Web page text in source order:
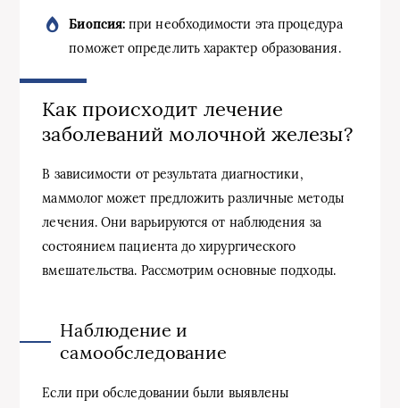
Биопсия: при необходимости эта процедура
поможет определить характер образования.
Как происходит лечение
заболеваний молочной железы?
В зависимости от результата диагностики,
маммолог может предложить различные методы
лечения. Они варьируются от наблюдения за
состоянием пациента до хирургического
вмешательства. Рассмотрим основные подходы.
Наблюдение и
самообследование
Если при обследовании были выявлены